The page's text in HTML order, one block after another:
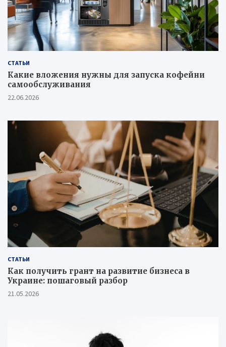
СТАТЬИ
Какие вложения нужны для запуска кофейни
самообслуживания
22.06.2026
СТАТЬИ
Как получить грант на развитие бизнеса в
Украине: пошаговый разбор
21.05.2026